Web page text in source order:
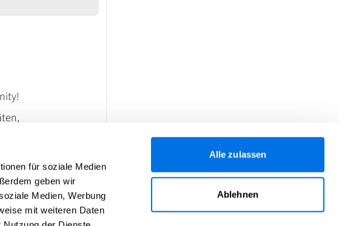
für soziale Medien
geben wir
Medien, Werbung
mit weiteren Daten
Alle zulassen
Ablehnen
in